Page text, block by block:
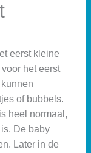
eerst kleine
het eerst
of bubbels.
heel normaal,
De baby
Later in de